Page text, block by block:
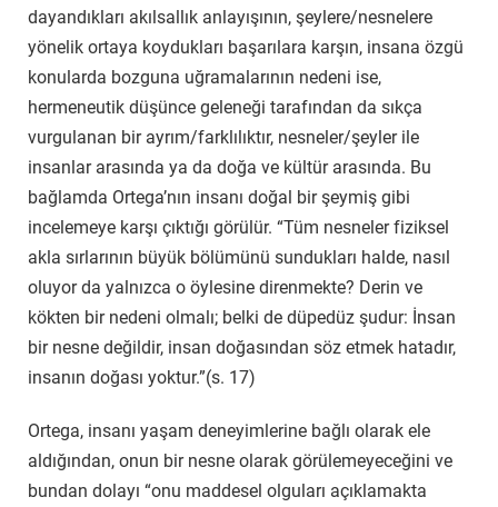
dayandıkları akılsallık anlayışının, şeylere/nesnelere
yönelik ortaya koydukları başarılara karşın, insana özgü
konularda bozguna uğramalarının nedeni ise,
hermeneutik düşünce geleneği tarafından da sıkça
vurgulanan bir ayrım/farklılıktır, nesneler/şeyler ile
insanlar arasında ya da doğa ve kültür arasında. Bu
bağlamda Ortega’nın insanı doğal bir şeymiş gibi
incelemeye karşı çıktığı görülür. “Tüm nesneler fiziksel
akla sırlarının büyük bölümünü sundukları halde, nasıl
oluyor da yalnızca o öylesine direnmekte? Derin ve
kökten bir nedeni olmalı; belki de düpedüz şudur: İnsan
bir nesne değildir, insan doğasından söz etmek hatadır,
insanın doğası yoktur.”(s. 17)
Ortega, insanı yaşam deneyimlerine bağlı olarak ele
aldığından, onun bir nesne olarak görülemeyeceğini ve
bundan dolayı “onu maddesel olguları açıklamakta